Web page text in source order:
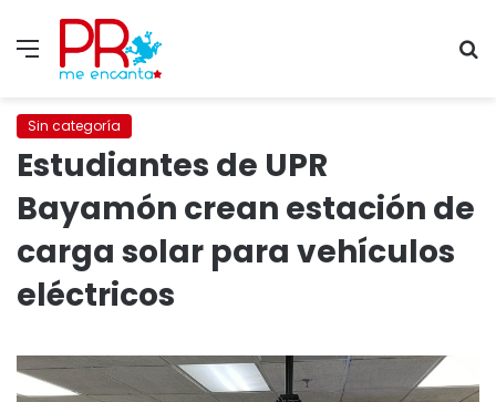
Menu
Sin categoría
Estudiantes de UPR
Bayamón crean estación de
carga solar para vehículos
eléctricos